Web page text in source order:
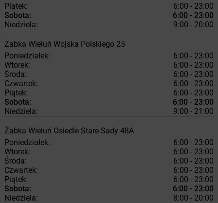
Piątek:
6:00 - 23:00
Sobota:
6:00 - 23:00
Niedziela:
9:00 - 20:00
Żabka Wieluń Wojska Polskiego 25
Poniedziałek:
6:00 - 23:00
Wtorek:
6:00 - 23:00
Środa:
6:00 - 23:00
Czwartek:
6:00 - 23:00
Piątek:
6:00 - 23:00
Sobota:
6:00 - 23:00
Niedziela:
9:00 - 21:00
Żabka Wieluń Osiedle Stare Sady 48A
Poniedziałek:
6:00 - 23:00
Wtorek:
6:00 - 23:00
Środa:
6:00 - 23:00
Czwartek:
6:00 - 23:00
Piątek:
6:00 - 23:00
Sobota:
6:00 - 23:00
Niedziela:
8:00 - 20:00